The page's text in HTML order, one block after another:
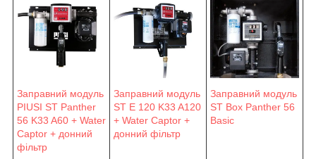
Заправний модуль
PIUSI ST Panther
56 K33 A60 + Water
Captor + донний
фільтр
Заправний модуль
ST E 120 K33 A120
+ Water Captor +
донний фільтр
Заправний модуль
ST Box Panther 56
Basic